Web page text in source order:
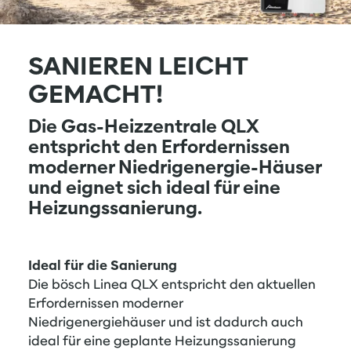
SANIEREN LEICHT
GEMACHT!
Die Gas-Heizzentrale QLX
entspricht den Erfordernissen
moderner Niedrigenergie-Häuser
und eignet sich ideal für eine
Heizungssanierung.
Ideal für die Sanierung
Die bösch Linea QLX entspricht den aktuellen
Erfordernissen moderner
Niedrigenergiehäuser und ist dadurch auch
ideal für eine geplante Heizungssanierung